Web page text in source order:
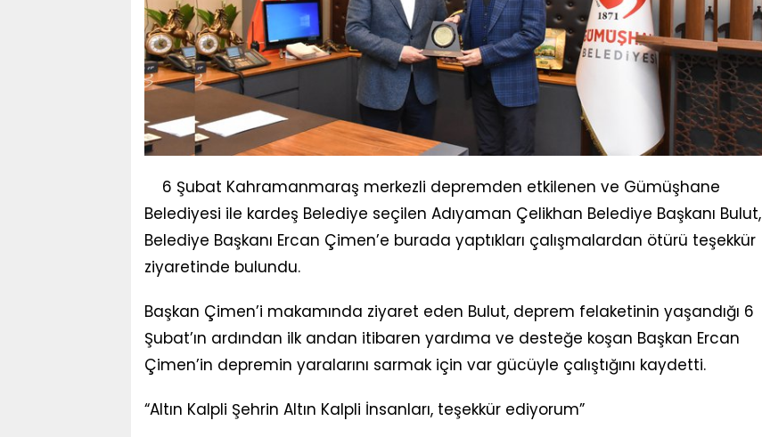
6 Şubat Kahramanmaraş merkezli depremden etkilenen ve Gümüşhane
Belediyesi ile kardeş Belediye seçilen Adıyaman Çelikhan Belediye Başkanı Bulut,
Belediye Başkanı Ercan Çimen’e burada yaptıkları çalışmalardan ötürü teşekkür
ziyaretinde bulundu.
Başkan Çimen’i makamında ziyaret eden Bulut, deprem felaketinin yaşandığı 6
Şubat’ın ardından ilk andan itibaren yardıma ve desteğe koşan Başkan Ercan
Çimen’in depremin yaralarını sarmak için var gücüyle çalıştığını kaydetti.
“Altın Kalpli Şehrin Altın Kalpli İnsanları, teşekkür ediyorum”